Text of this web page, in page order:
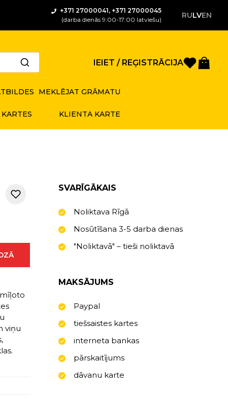
+371 27000041, +371 27000045
(darba dienās 9:00-17:00 latviešu)
RULVEN
IEIET / REĢISTRĀCIJA
MEKLĒJAT GRĀMATU
KLIENTA KARTE
viņu
SVARĪGĀKAIS
Noliktava Rīgā
Nosūtīšana 3-5 darba dienas
"Noliktavā" – tieši noliktavā
MAKSĀJUMS
Paypal
tiešsaistes kartes
interneta bankas
pārskaitījums
dāvanu karte